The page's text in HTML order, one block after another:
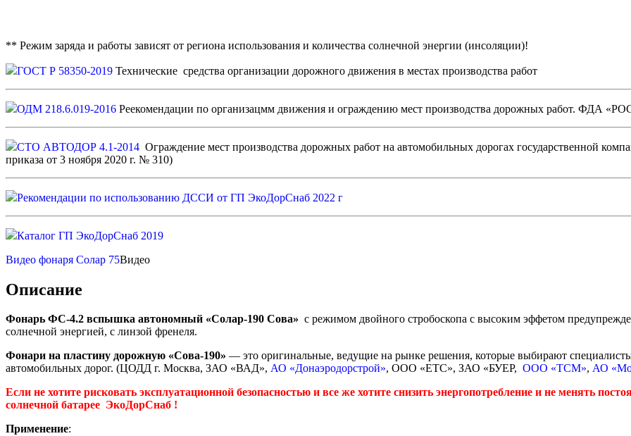
** Режим заряда и работы зависят от региона использования и количества солнечной энергии (инсоляции)!
ГОСТ Р 58350-2019 Технические средства организации дорожного движения в местах производства работ
ОДМ 218.6.019-2016 Реекомендации по организацмм движения и ограждению мест производства дорожных работ. ФДА
СТО АВТОДОР 4.1-2014 Ограждение мест производства дорожных работ на автомобильных дорогах государственной
приказа от 3 ноября 2020 г. № 310)
Рекомендации по использованию ДССИ от ГП ЭкоДорСнаб 2022 г
Каталог ГП ЭкоДорСнаб 2019
Видео фонаря Солар 75Видео
Описание
Фонарь ФС-4.2 вспышка автономный «Солар-190 Сова» с режимом двойного стробоскопа с высоким эффетом
солнечной энергией, с линзой френеля.
Фонари на пластину дорожную «Сова-190» — это оригинальные, ведущие на рынке решения, которые выбирают
автомобильных дорог. (ЦОДД г. Москва, ЗАО «ВАД», АО «Донаэродорстрой», ООО «ЕТС», ЗАО «БУЕР, ООО «ТСМ», АО
Если не хотите рисковать эксплуатационной безопасностью и все же хотите снизить энергопотребление и не менять
солнечной батарее ЭкоДорСнаб !
Применение: